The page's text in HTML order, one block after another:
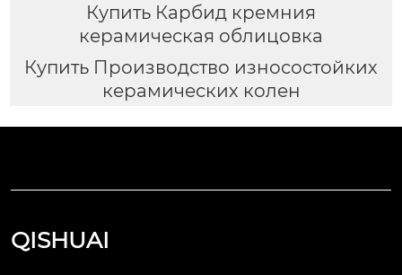
Купить Карбид кремния
керамическая облицовка
Купить Производство износостойких
керамических колен
QISHUAI